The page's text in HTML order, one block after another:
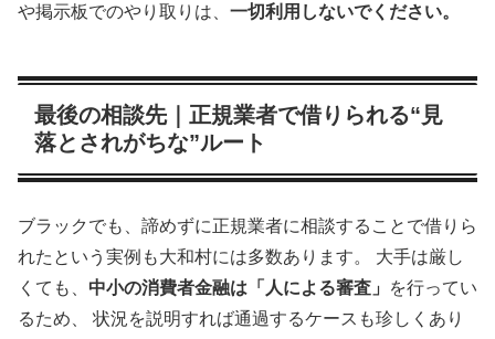
や掲示板でのやり取りは、 一切利用しないでください。
最後の相談先｜正規業者で借りられる“見
落とされがちな”ルート
ブラックでも、諦めずに正規業者に相談することで借りら
れたという実例も大和村には多数あります。 大手は厳し
くても、 中小の消費者金融は「人による審査」
を行ってい
るため、 状況を説明すれば通過するケースも珍しくあり